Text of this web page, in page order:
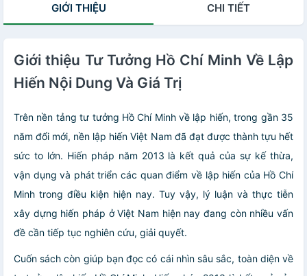
GIỚI THIỆU CHI TIẾT
Giới thiệu Tư Tưởng Hồ Chí Minh Về Lập
Hiến Nội Dung Và Giá Trị
Trên nền tảng tư tưởng Hồ Chí Minh về lập hiến, trong gần 35
năm đổi mới, nền lập hiến Việt Nam đã đạt được thành tựu hết
sức to lớn. Hiến pháp năm 2013 là kết quả của sự kế thừa,
vận dụng và phát triển các quan điểm về lập hiến của Hồ Chí
Minh trong điều kiện hiện nay. Tuy vậy, lý luận và thực tiễn
xây dựng hiến pháp ở Việt Nam hiện nay đang còn nhiều vấn
đề cần tiếp tục nghiên cứu, giải quyết.
Cuốn sách còn giúp bạn đọc có cái nhìn sâu sắc, toàn diện về